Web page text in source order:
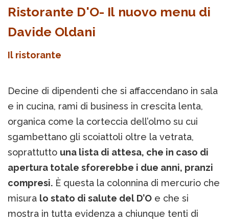
Ristorante D'O- Il nuovo menu di
Davide Oldani
Il ristorante
Decine di dipendenti che si affaccendano in sala
e in cucina, rami di business in crescita lenta,
organica come la corteccia dell’olmo su cui
sgambettano gli scoiattoli oltre la vetrata,
soprattutto una lista di attesa, che in caso di
apertura totale sforerebbe i due anni, pranzi
compresi. È questa la colonnina di mercurio che
misura lo stato di salute del D’O e che si
mostra in tutta evidenza a chiunque tenti di